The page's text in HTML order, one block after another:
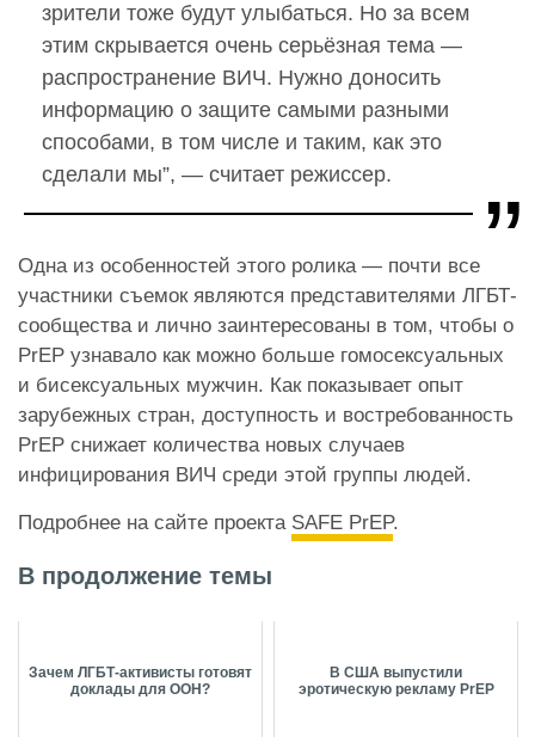
зрители тоже будут улыбаться. Но за всем
этим скрывается очень серьёзная тема —
распространение ВИЧ. Нужно доносить
информацию о защите самыми разными
способами, в том числе и таким, как это
сделали мы”, — считает режиссер.
Одна из особенностей этого ролика — почти все
участники съемок являются представителями ЛГБТ-
сообщества и лично заинтересованы в том, чтобы о
PrEP узнавало как можно больше гомосексуальных
и бисексуальных мужчин. Как показывает опыт
зарубежных стран, доступность и востребованность
PrEP снижает количества новых случаев
инфицирования ВИЧ среди этой группы людей.
Подробнее на сайте проекта SAFE PrEP.
В продолжение темы
Зачем ЛГБТ-активисты готовят
доклады для ООН?
В США выпустили
эротическую рекламу PrEP